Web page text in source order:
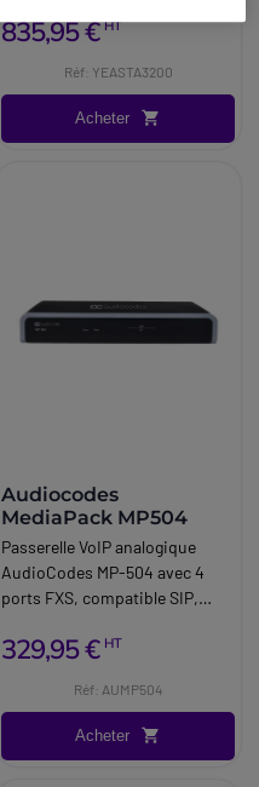
835,95 € HT
Réf: YEASTA3200
Acheter
Audiocodes
MediaPack MP504
Passerelle VoIP analogique
AudioCodes MP-504 avec 4
ports FXS, compatible SIP,
sécurité intégrée.
329,95 € HT
Réf: AUMP504
Acheter